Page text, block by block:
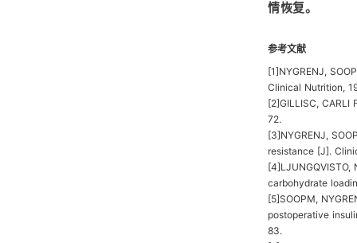
情恢复。
参考文献
[1]NYGRENJ,
Clinical Nutrition,
[2]GILLISC,
72.
[3]NYGRENJ,
resistance [J].
carbohydrate
[5]SOOPM,
postoperative
83.